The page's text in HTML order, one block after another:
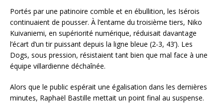
Portés par une patinoire comble et en ébullition, les Isérois
continuaient de pousser. À l’entame du troisième tiers, Niko
Kuivaniemi, en supériorité numérique, réduisait davantage
l’écart d’un tir puissant depuis la ligne bleue (2-3, 43’). Les
Dogs, sous pression, résistaient tant bien que mal face à une
équipe villardienne déchaînée.
Alors que le public espérait une égalisation dans les dernières
minutes, Raphaël Bastille mettait un point final au suspense.